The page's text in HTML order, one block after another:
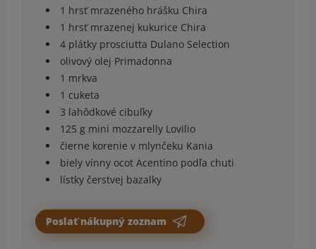
1 hrsť mrazeného hrášku Chira
1 hrsť mrazenej kukurice Chira
4 plátky prosciutta Dulano Selection
olivový olej Primadonna
1 mrkva
1 cuketa
3 lahôdkové cibuľky
125 g mini mozzarelly Lovilio
čierne korenie v mlynčeku Kania
biely vínny ocot Acentino podľa chuti
lístky čerstvej bazalky
Poslať nákupný zoznam